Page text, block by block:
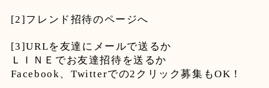
[2]フレンド招待のページへ
[3]URLを友達にメールで送るか
ＬＩＮＥでお友達招待を送るか
Facebook、Twitterでの2クリック募集もOK！